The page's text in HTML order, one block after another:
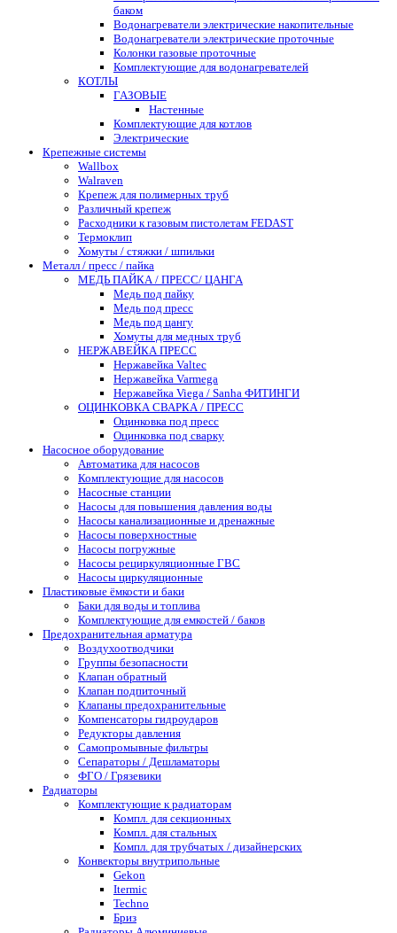
баком
Водонагреватели электрические накопительные
Водонагреватели электрические проточные
Колонки газовые проточные
Комплектующие для водонагревателей
КОТЛЫ
ГАЗОВЫЕ
Настенные
Комплектующие для котлов
Электрические
Крепежные системы
Wallbox
Walraven
Крепеж для полимерных труб
Различный крепеж
Расходники к газовым пистолетам FEDAST
Термоклип
Хомуты / стяжки / шпильки
Металл / пресс / пайка
МЕДЬ ПАЙКА / ПРЕСС/ ЦАНГА
Медь под пайку
Медь под пресс
Медь под цангу
Хомуты для медных труб
НЕРЖАВЕЙКА ПРЕСС
Нержавейка Valtec
Нержавейка Varmega
Нержавейка Viega / Sanha ФИТИНГИ
ОЦИНКОВКА СВАРКА / ПРЕСС
Оцинковка под пресс
Оцинковка под сварку
Насосное оборудование
Автоматика для насосов
Комплектующие для насосов
Насосные станции
Насосы для повышения давления воды
Насосы канализационные и дренажные
Насосы поверхностные
Насосы погружные
Насосы рециркуляционные ГВС
Насосы циркуляционные
Пластиковые ёмкости и баки
Баки для воды и топлива
Комплектующие для емкостей / баков
Предохранительная арматура
Воздухоотводчики
Группы безопасности
Клапан обратный
Клапан подпиточный
Клапаны предохранительные
Компенсаторы гидроударов
Редукторы давления
Самопромывные фильтры
Сепараторы / Дешламаторы
ФГО / Грязевики
Радиаторы
Комплектующие к радиаторам
Компл. для секционных
Компл. для стальных
Компл. для трубчатых / дизайнерских
Конвекторы внутрипольные
Gekon
Itermic
Techno
Бриз